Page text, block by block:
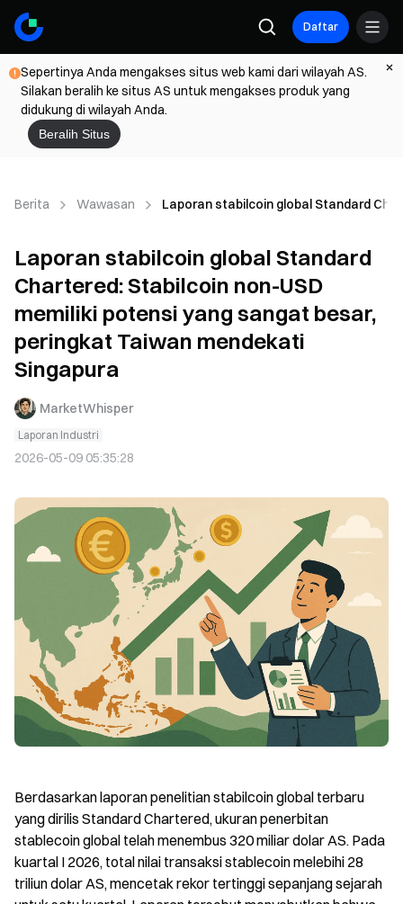
Daftar
Sepertinya Anda mengakses situs web kami dari wilayah AS.
Silakan beralih ke situs AS untuk mengakses produk yang
didukung di wilayah Anda.
Beralih Situs
Berita Wawasan Laporan stabilcoin global Standard
Laporan stabilcoin global Standard
Chartered: Stabilcoin non-USD
memiliki potensi yang sangat besar,
peringkat Taiwan mendekati
Singapura
MarketWhisper
Laporan Industri
2026-05-09 05:35:28
Berdasarkan laporan penelitian stabilcoin global terbaru
yang dirilis Standard Chartered, ukuran penerbitan
stablecoin global telah menembus 320 miliar dolar AS. Pada
kuartal I 2026, total nilai transaksi stablecoin melebihi 28
triliun dolar AS, mencetak rekor tertinggi sepanjang sejarah